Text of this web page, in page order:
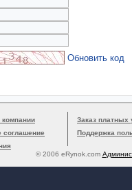
Обновить код
компании
соглашение
Заказ платных
Поддержка
© 2006 eRynok.com